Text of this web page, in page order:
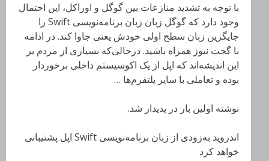
با توجه به تشدید منازعات بین گوگل و اوراکل، این احتمال
وجود دارد که گوگل زبان زبان برنامه‌نویسی Swift را
جایگزین زبان سطح اولی خودش یعنی جاوا کند. در ادامه
با گجت نیوز همراه باشید. درحالی‌که بسیاری از مردم بر
این اندیشه‌اند که اپل از یک اکوسیستم داخلی برخوردار
بوده و تعاملی با سایر پلتفرم‌ها …
نوشته اولین بار در پدیدار شد.
اندروید به‌زودی از زبان برنامه‌نویسی Swift اپل پشتیبانی
خواهد کرد